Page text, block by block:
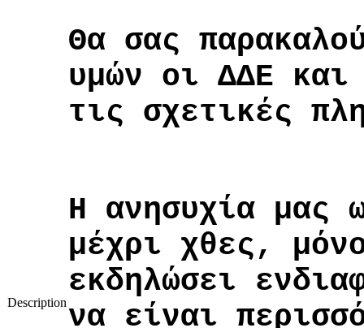
Description
Θα σας
υμών οι ΔΔΕ και
τις σχετικές
Η ανησυχία μας
μέχρι χθες,
εκδηλώσει
να είναι